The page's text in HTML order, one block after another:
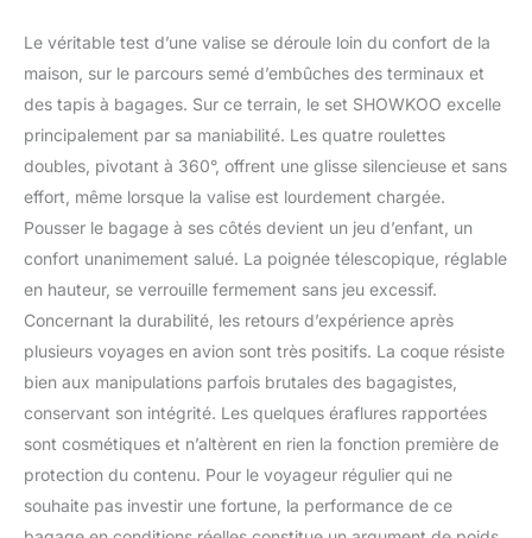
Nouvellement
Améliorée --
Fermetures Éclair et
Les fermetures éclair
de haute qualité
récemment améliorées
et les roulettes
portent la durabilité des
valises à roulettes
SHOWKOO à un
nouveau niveau.
Fermeture à glissière
tressée à dents de
chaîne améliorée pour
une morsure sûre afin
d’éviter les déchirures.
Les roulements
épaissis et le TPU
Le véritable test d’une valise se déroule loin du confort de la
maison, sur le parcours semé d’embûches des terminaux et
des tapis à bagages. Sur ce terrain, le set SHOWKOO excelle
principalement par sa maniabilité. Les quatre roulettes
doubles, pivotant à 360°, offrent une glisse silencieuse et sans
effort, même lorsque la valise est lourdement chargée.
Pousser le bagage à ses côtés devient un jeu d’enfant, un
confort unanimement salué. La poignée télescopique, réglable
en hauteur, se verrouille fermement sans jeu excessif.
Concernant la durabilité, les retours d’expérience après
plusieurs voyages en avion sont très positifs. La coque résiste
bien aux manipulations parfois brutales des bagagistes,
conservant son intégrité. Les quelques éraflures rapportées
sont cosmétiques et n’altèrent en rien la fonction première de
protection du contenu. Pour le voyageur régulier qui ne
souhaite pas investir une fortune, la performance de ce